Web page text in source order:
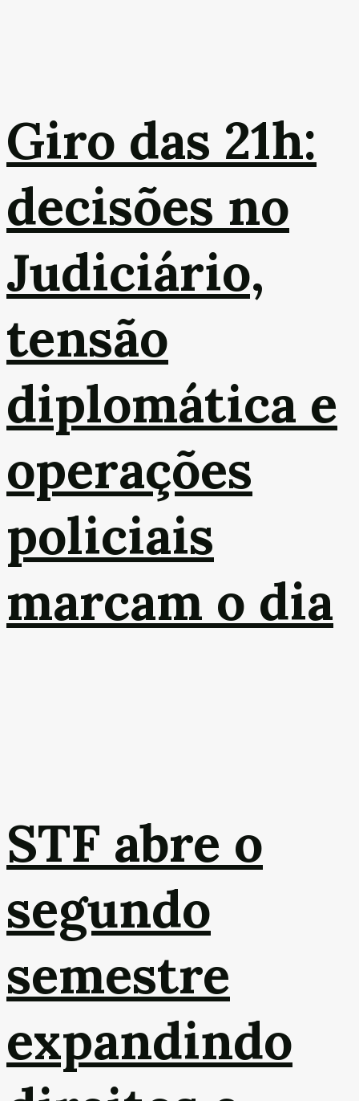
Giro das 21h:
decisões no
Judiciário,
tensão
diplomática e
operações
policiais
marcam o dia
STF abre o
segundo
semestre
expandindo